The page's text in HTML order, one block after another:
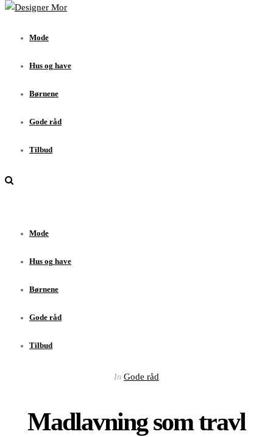
Mode
Hus og have
Børnene
Gode råd
Tilbud
Mode
Hus og have
Børnene
Gode råd
Tilbud
In Gode råd
Madlavning som travl